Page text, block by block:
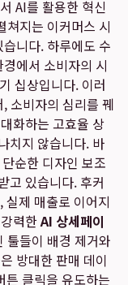
AI를 활용한 혁신
쳐지는 이커머스 시
니다. 하루에도 수
에서 소비자의 시
십상입니다. 이러
소비자의 심리를 꿰
화하는 고효율 상
치지 않습니다. 바
순한 디자인 보조
고 있습니다. 후커
실제 매출로 이어지
력한AI 상세페이
툴들이 배경 제거와
방대한 판매 데이
튼 클릭을 유도하는